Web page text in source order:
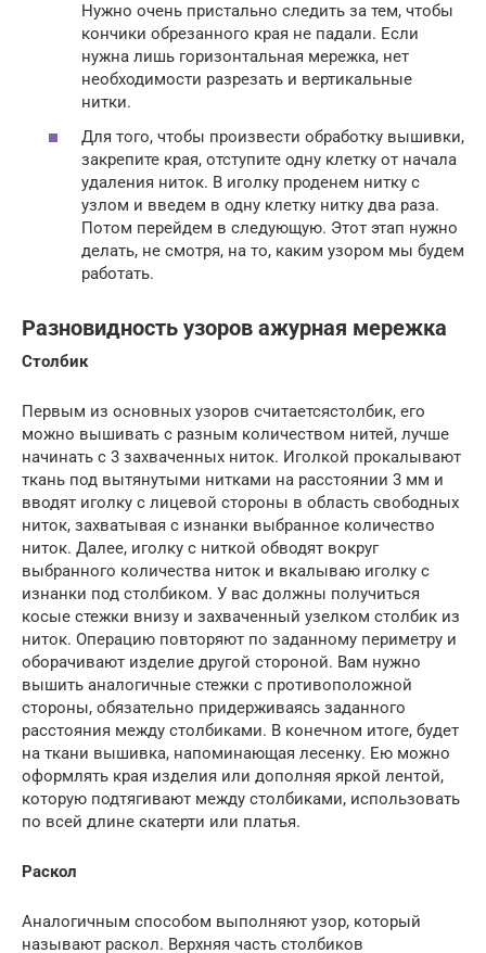
Нужно очень пристально следить за тем, чтобы
кончики обрезанного края не падали. Если
нужна лишь горизонтальная мережка, нет
необходимости разрезать и вертикальные
нитки.
Для того, чтобы произвести обработку вышивки,
закрепите края, отступите одну клетку от начала
удаления ниток. В иголку проденем нитку с
узлом и введем в одну клетку нитку два раза.
Потом перейдем в следующую. Этот этап нужно
делать, не смотря, на то, каким узором мы будем
работать.
Разновидность узоров ажурная мережка
Столбик
Первым из основных узоров считаетсястолбик, его
можно вышивать с разным количеством нитей, лучше
начинать с 3 захваченных ниток. Иголкой прокалывают
ткань под вытянутыми нитками на расстоянии 3 мм и
вводят иголку с лицевой стороны в область свободных
ниток, захватывая с изнанки выбранное количество
ниток. Далее, иголку с ниткой обводят вокруг
выбранного количества ниток и вкалываю иголку с
изнанки под столбиком. У вас должны получиться
косые стежки внизу и захваченный узелком столбик из
ниток. Операцию повторяют по заданному периметру и
оборачивают изделие другой стороной. Вам нужно
вышить аналогичные стежки с противоположной
стороны, обязательно придерживаясь заданного
расстояния между столбиками. В конечном итоге, будет
на ткани вышивка, напоминающая лесенку. Ею можно
оформлять края изделия или дополняя яркой лентой,
которую подтягивают между столбиками, использовать
по всей длине скатерти или платья.
Раскол
Аналогичным способом выполняют узор, который
называют раскол. Верхняя часть столбиков